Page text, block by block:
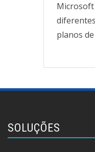
planos
SOLUÇÕES